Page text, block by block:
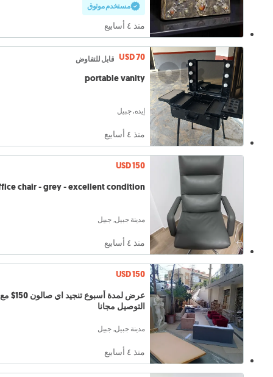
مستخدم موثوق
منذ ٤ أسابيع
USD 70 قابل للتفاوض
portable vanity
إيده, جبيل
منذ ٤ أسابيع
USD 150
chair - grey - excellent condition
مدينة جبيل, جبيل
منذ ٤ أسابيع
USD 150
عرض لمدة أسبوع تنجيد اي صالون 150$ مع
التوصيل مجانا
مدينة جبيل, جبيل
منذ ٤ أسابيع